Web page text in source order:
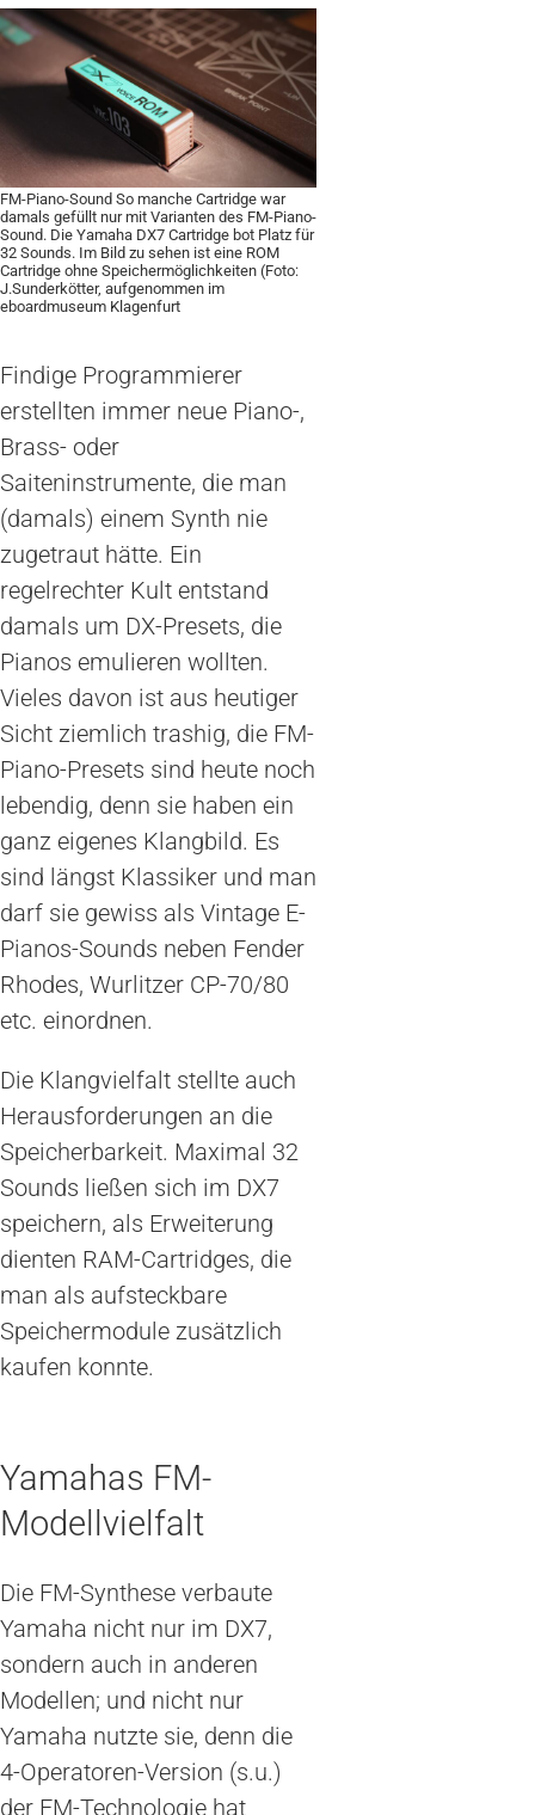
FM-Piano-Sound So manche Cartridge war
damals gefüllt nur mit Varianten des FM-Piano-
Sound. Die Yamaha DX7 Cartridge bot Platz für
32 Sounds. Im Bild zu sehen ist eine ROM
Cartridge ohne Speichermöglichkeiten (Foto:
J.Sunderkötter, aufgenommen im
eboardmuseum Klagenfurt
Findige Programmierer
erstellten immer neue Piano-,
Brass- oder
Saiteninstrumente, die man
(damals) einem Synth nie
zugetraut hätte. Ein
regelrechter Kult entstand
damals um DX-Presets, die
Pianos emulieren wollten.
Vieles davon ist aus heutiger
Sicht ziemlich trashig, die FM-
Piano-Presets sind heute noch
lebendig, denn sie haben ein
ganz eigenes Klangbild. Es
sind längst Klassiker und man
darf sie gewiss als Vintage E-
Pianos-Sounds neben Fender
Rhodes, Wurlitzer CP-70/80
etc. einordnen.
Die Klangvielfalt stellte auch
Herausforderungen an die
Speicherbarkeit. Maximal 32
Sounds ließen sich im DX7
speichern, als Erweiterung
dienten RAM-Cartridges, die
man als aufsteckbare
Speichermodule zusätzlich
kaufen konnte.
Yamahas FM-
Modellvielfalt
Die FM-Synthese verbaute
Yamaha nicht nur im DX7,
sondern auch in anderen
Modellen; und nicht nur
Yamaha nutzte sie, denn die
4-Operatoren-Version (s.u.)
der FM-Technologie hat